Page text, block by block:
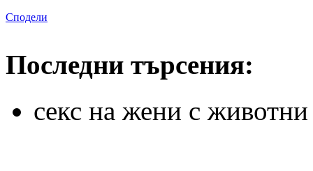
Сподели
Последни търсения:
секс на жени с животни